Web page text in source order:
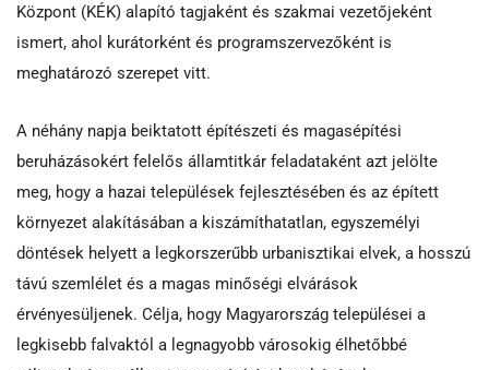
Központ (KÉK) alapító tagjaként és szakmai vezetőjeként
ismert, ahol kurátorként és programszervezőként is
meghatározó szerepet vitt.
A néhány napja beiktatott építészeti és magasépítési
beruházásokért felelős államtitkár feladataként azt jelölte
meg, hogy a hazai települések fejlesztésében és az épített
környezet alakításában a kiszámíthatatlan, egyszemélyi
döntések helyett a legkorszerűbb urbanisztikai elvek, a hosszú
távú szemlélet és a magas minőségi elvárások
érvényesüljenek. Célja, hogy Magyarország települései a
legkisebb falvaktól a legnagyobb városokig élhetőbbé